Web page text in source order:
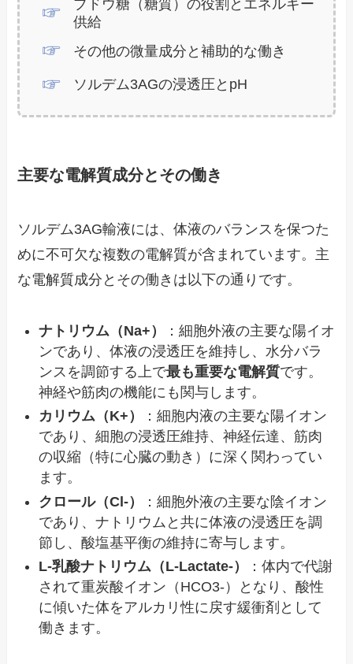
ブドウ糖（糖質）の役割とエネルギー
供給
その他の微量成分と補助的な働き
ソルデム3AGの浸透圧とpH
主要な電解質成分とその働き
ソルデム3AG輸液には、体液のバランスを保つた
めに不可欠な複数の電解質が含まれています。主
な電解質成分とその働きは以下の通りです。
ナトリウム（Na+）
：細胞外液の主要な陽イオ
ンであり、体液の浸透圧を維持し、水分バラ
ンスを調節する上で最も重要な電解質です。
神経や筋肉の機能にも関与します。
カリウム（K+）
：細胞内液の主要な陽イオン
であり、細胞の浸透圧維持、神経伝達、筋肉
の収縮（特に心臓の動き）に深く関わってい
ます。
クロール（Cl-）
：細胞外液の主要な陰イオン
であり、ナトリウムと共に体液の浸透圧を調
節し、酸塩基平衡の維持に寄与します。
L-乳酸ナトリウム（L-Lactate-）
：体内で代謝
されて重炭酸イオン（HCO3-）となり、酸性
に傾いた体をアルカリ性に戻す緩衝剤として
働きます。